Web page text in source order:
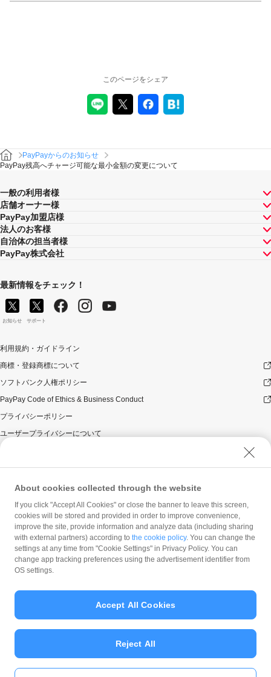
このページをシェア
PayPayからのお知らせ
PayPay残高へチャージ可能な最小金額の変更について
一般の利用者様
店舗オーナー様
PayPay加盟店様
法人のお客様
自治体の担当者様
PayPay株式会社
最新情報をチェック！
お知らせ サポート
利用規約・ガイドライン
商標・登録商標について
ソフトバンク人権ポリシー
PayPay Code of Ethics & Business Conduct
プライバシーポリシー
ユーザープライバシーについて
ウェブサイト利用規約
反社会的勢力に対する方針
勧誘方針
マネロン等基本方針
カスタマーハラスメントに関する当社の考え方
© PayPay Corporation
About cookies collected through the website
If you click "Accept All Cookies" or close the banner to leave this screen,
cookies will be stored and provided in order to improve convenience,
improve the site, provide information and analyze data (including sharing
with external partners) according to the cookie policy. You can change the
settings at any time from "Cookie Settings" in Privacy Policy. You can
change app tracking preferences using the advertisement identifier from
OS settings.
Reject All
Accept All Cookies